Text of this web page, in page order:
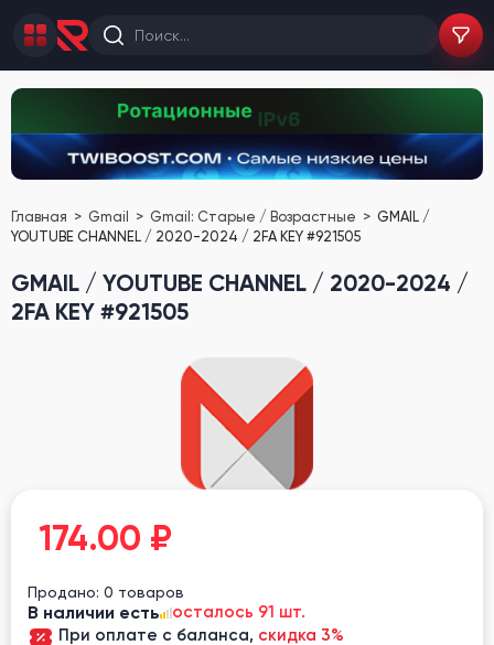
Главная Gmail Gmail: Старые / Возрастные
GMAIL /
YOUTUBE CHANNEL / 2020-2024 / 2FA KEY #921505
GMAIL / YOUTUBE CHANNEL / 2020-2024 /
2FA KEY #921505
174.00 ₽
Продано: 0 товаров
В наличии есть
осталось 91 шт.
При оплате с баланса, скидка 3%